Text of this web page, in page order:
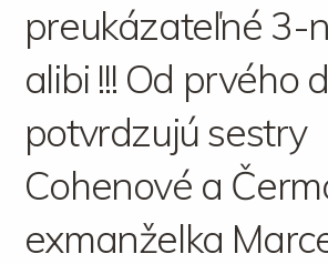
preukázateľné 3-
alibi !!! Od prvého
potvrdzujú sestry
Cohenové a
exmanželka